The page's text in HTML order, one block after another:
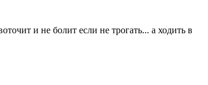
и не болит если не трогать... а ходить в